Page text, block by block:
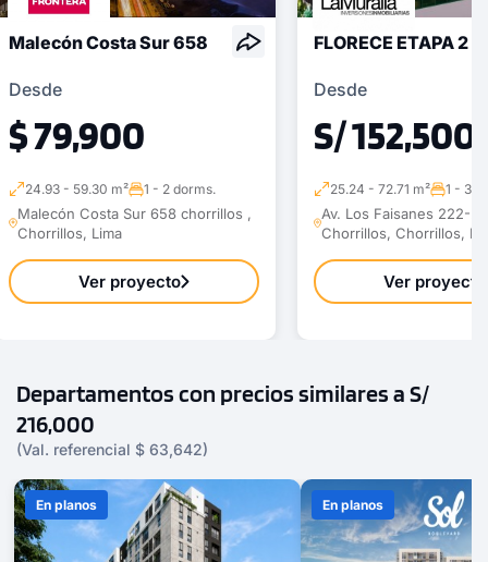
Malecón Costa Sur 658
Desde
$ 79,900
24.93 - 59.30 m² 1 - 2 dorms.
Malecón Costa Sur 658 chorrillos ,
Chorrillos, Lima
Ver proyecto
FLORECE ETAPA 2
Desde
S/ 152,500
25.24 - 72.71 m² 1 - 3
Av. Los Faisanes 222-
Chorrillos, Chorrillos,
Ver proyecto
Departamentos con precios similares a S/
216,000
(Val. referencial $ 63,642)
En planos En planos